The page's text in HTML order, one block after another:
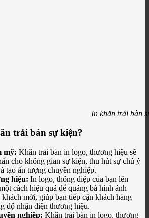
In khăn trải bàn
trải bàn sự kiện?
mỹ: Khăn trải bàn in logo, thương hiệu sẽ
cho không gian sự kiện, thu hút sự chú ý
tạo ấn tượng chuyên nghiệp.
hiệu: In logo, thông điệp của bạn lên
cách hiệu quả để quảng bá hình ảnh
mời, giúp bạn tiếp cận khách hàng
độ nhận diện thương hiệu.
nghiệp: Khăn trải bàn in logo, thương